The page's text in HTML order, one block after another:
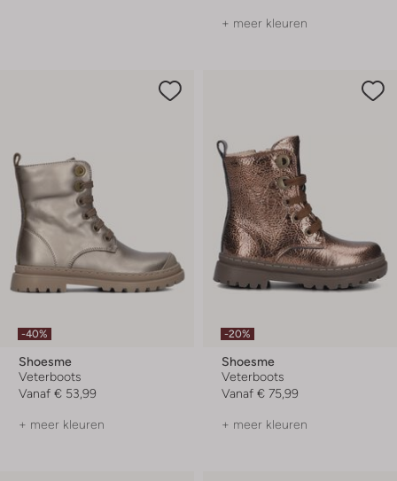
+ meer kleuren
-40%
Shoesme
Veterboots
Vanaf € 53,99
+ meer kleuren
-20%
Shoesme
Veterboots
Vanaf € 75,99
+ meer kleuren